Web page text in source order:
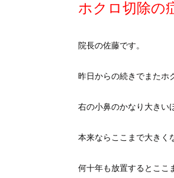
ホクロ切除の
院長の佐藤です。
昨日からの続きでまたホ
右の小鼻のかなり大きい
本来ならここまで大きく
何十年も放置するとここ